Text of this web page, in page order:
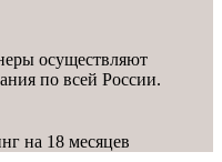
осуществляют
по всей России.
на 18 месяцев